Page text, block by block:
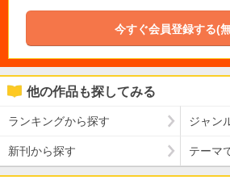
今すぐ会員登録する(
他の作品も探してみる
ランキングから探す ジャン
新刊から探す テーマ